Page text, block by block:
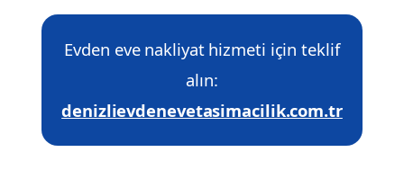
Evden eve nakliyat hizmeti için teklif
alın:
denizlievdenevetasimacilik.com.tr